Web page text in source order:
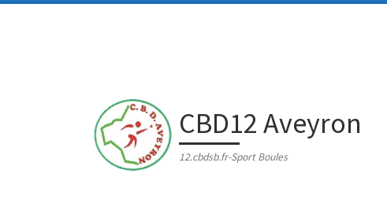
CBD12 Aveyron
12.cbdsb.fr-Sport Boules